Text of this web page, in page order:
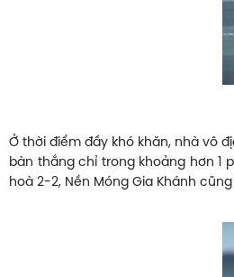
Ở thời điểm đầy khó khăn, nhà vô
bàn thắng chỉ trong khoảng hơn 1
hoà 2-2, Nền Móng Gia Khánh